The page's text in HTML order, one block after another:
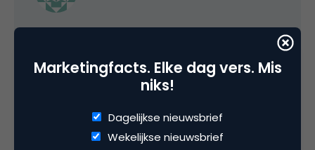
volgende versie conflict 😉
23 juni 2005 om 07:20
Marketingfacts. Elke dag vers. Mis
niks!
Dagelijkse nieuwsbrief
Wekelijkse nieuwsbrief